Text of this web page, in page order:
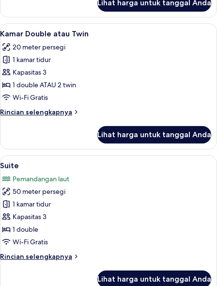
Kamar
Double
untuk
Orang
Lihat harga untuk tanggal Anda
Lihat
semua
foto
untuk
Kamar
Double
atau
Meja kerja, ruang kerja ramah
7
Kamar Double atau Twin
20 meter persegi
1 kamar tidur
Kapasitas 3
1 double ATAU 2 twin
Wi-Fi Gratis
Rincian selengkapnya
Rincian
Kamar
Double
atau
Lihat harga untuk tanggal Anda
Lihat
semua
foto
untuk
Suite
5
Suite
Pemandangan laut
50 meter persegi
1 kamar tidur
Kapasitas 3
1 double
Wi-Fi Gratis
Rincian selengkapnya
Rincian
Lihat harga untuk tanggal Anda